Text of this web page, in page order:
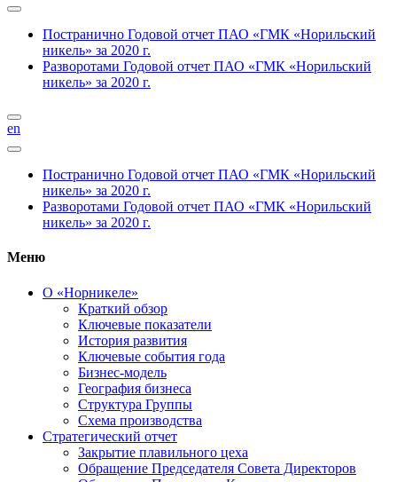
Постранично Годовой отчет ПАО «ГМК «Норильский
никель» за 2020 г.
Разворотами Годовой отчет ПАО «ГМК «Норильский
никель» за 2020 г.
en
Постранично Годовой отчет ПАО «ГМК «Норильский
никель» за 2020 г.
Разворотами Годовой отчет ПАО «ГМК «Норильский
никель» за 2020 г.
Меню
О «Норникеле»
Краткий обзор
Ключевые показатели
История развития
Ключевые события года
Бизнес-модель
География бизнеса
Структура Группы
Схема производства
Стратегический отчет
Закрытие плавильного цеха
Обращение Председателя Совета Директоров